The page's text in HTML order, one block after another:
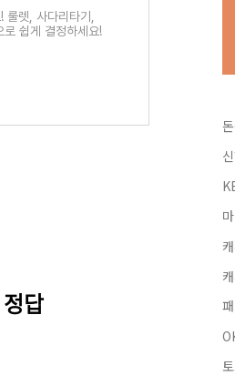
렛, 사다리타기,
쉽게 결정하세요!
답